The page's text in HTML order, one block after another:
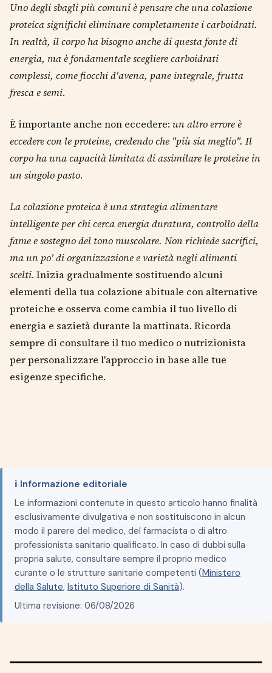
Uno degli sbagli più comuni è pensare che una colazione
proteica significhi eliminare completamente i carboidrati.
In realtà, il corpo ha bisogno anche di questa fonte di
energia, ma è fondamentale scegliere carboidrati
complessi, come fiocchi d'avena, pane integrale, frutta
fresca e semi.
È importante anche non eccedere: un altro errore è
eccedere con le proteine, credendo che "più sia meglio". Il
corpo ha una capacità limitata di assimilare le proteine in
un singolo pasto.
La colazione proteica è una strategia alimentare
intelligente per chi cerca energia duratura, controllo della
fame e sostegno del tono muscolare. Non richiede sacrifici,
ma un po' di organizzazione e varietà negli alimenti
scelti. Inizia gradualmente sostituendo alcuni
elementi della tua colazione abituale con alternative
proteiche e osserva come cambia il tuo livello di
energia e sazietà durante la mattinata. Ricorda
sempre di consultare il tuo medico o nutrizionista
per personalizzare l'approccio in base alle tue
esigenze specifiche.
ℹ️ Informazione editoriale
Le informazioni contenute in questo articolo hanno finalità
esclusivamente divulgativa e non sostituiscono in alcun
modo il parere del medico, del farmacista o di altro
professionista sanitario qualificato. In caso di dubbi sulla
propria salute, consultare sempre il proprio medico
curante o le strutture sanitarie competenti (Ministero
della Salute, Istituto Superiore di Sanità).
Ultima revisione: 06/08/2026